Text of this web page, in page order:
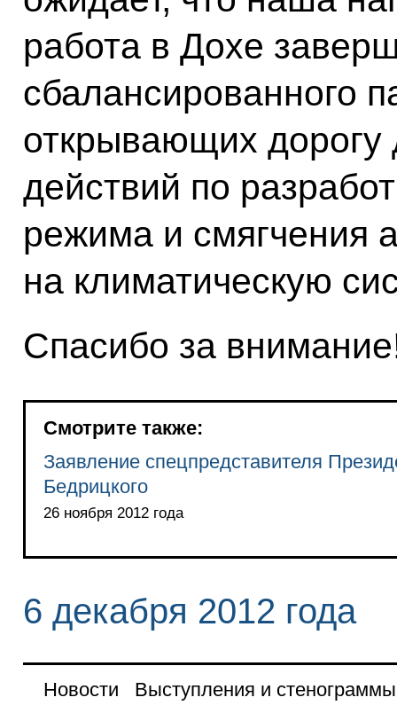
работа в Дохе
сбалансированного
открывающих дорогу
действий по
режима и смягчения
на климатическую
Спасибо за
Смотрите также:
Заявление спецпредставителя
Бедрицкого
26 ноября 2012 года
6 декабря 2012 года
Новости
Выступления и стенограммы